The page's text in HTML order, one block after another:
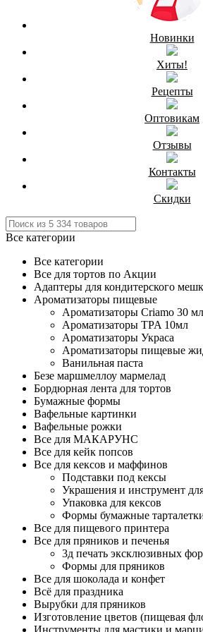
Новинки
Хиты!
Рецепты
Оптовикам
Отзывы
Контакты
Скидки
Все категории
Все категории
Все для тортов по Акции
Адаптеры для кондитерского
Ароматизаторы пищевые
Ароматизаторы Criamo 30 мл
Ароматизаторы TPA 10мл
Ароматизаторы Украса
Ароматизаторы пищевые
Ванильная паста
Безе маршмеллоу мармелад
Бордюрная лента для тортов
Бумажные формы
Вафельные картинки
Вафельные рожки
Все для МАКАРУНС
Все для кейк попсов
Все для кексов и маффинов
Подставки под кексы
Украшения и инструмент
Упаковка для кексов
Формы бумажные
Все для пищевого принтера
Все для пряников и печенья
3д печать эксклюзивных
Формы для пряников
Все для шоколада и конфет
Всё для праздника
Вырубки для пряников
Изготовление цветов (пищевая
Инструменты для мастики и